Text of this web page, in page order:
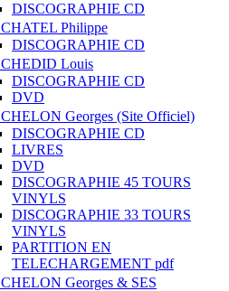
DISCOGRAPHIE CD
CHATEL Philippe
DISCOGRAPHIE CD
CHEDID Louis
DISCOGRAPHIE CD
DVD
CHELON Georges (Site Officiel)
DISCOGRAPHIE CD
LIVRES
DVD
DISCOGRAPHIE 45 TOURS
VINYLS
DISCOGRAPHIE 33 TOURS
VINYLS
PARTITION EN
TELECHARGEMENT pdf
CHELON Georges & SES